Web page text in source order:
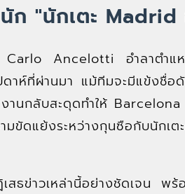
ก "นักเตะ Madrid
Ancelotti อำลาตำแห
ดาห์ที่ผ่านมา แม้ทีมจะมีแข้ง
นกลับสะดุดทำให้
ขัดแย้งระหว่างกุนซือกับนักเ
ธข่าวเหล่านี้อย่างชัดเจน พร้